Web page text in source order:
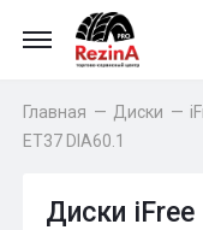
Главная — Диски —
ET37 DIA60.1
Диски